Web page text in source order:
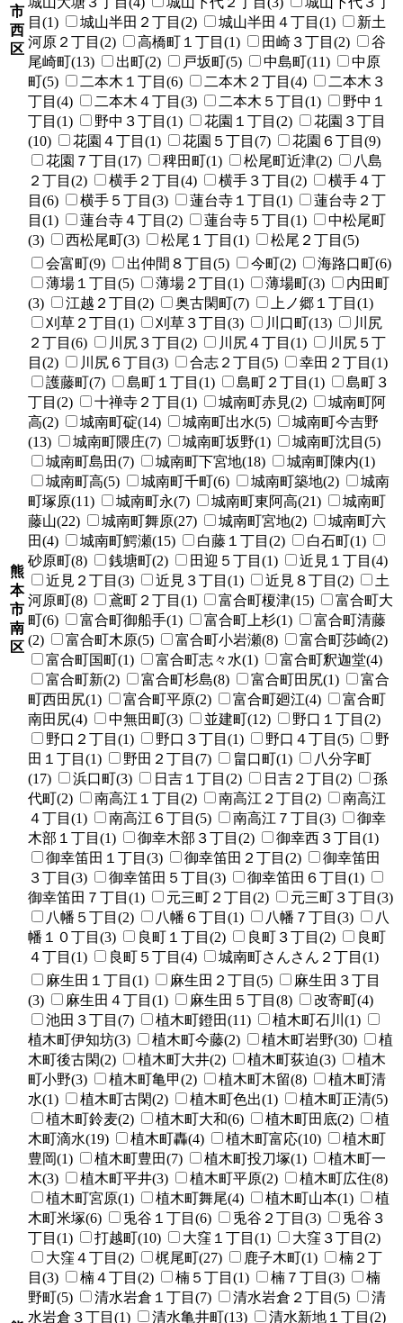
市
西
区
目(1)
城山半田２丁目(2) 城山半田４丁目(1)
新土
河原２丁目(2)
高橋町１丁目(1) 田崎３丁目(2)
谷
尾崎町(13)
出町(2) 戸坂町(5) 中島町(11)
中原
町(5)
二本木１丁目(6) 二本木２丁目(4)
二本木３
丁目(4)
二本木４丁目(3) 二本木５丁目(1)
野中１
丁目(1)
野中３丁目(1) 花園１丁目(2)
花園３丁目
(10)
花園４丁目(1) 花園５丁目(7)
花園６丁目(9)
花園７丁目(17)
稗田町(1) 松尾町近津(2)
八島
２丁目(2)
横手２丁目(4) 横手３丁目(2)
横手４丁
目(6)
横手５丁目(3) 蓮台寺１丁目(1)
蓮台寺２丁
目(1)
蓮台寺４丁目(2) 蓮台寺５丁目(1)
中松尾町
(3)
西松尾町(3) 松尾１丁目(1) 松尾２丁目(5)
熊
本
市
南
区
会富町(9) 出仲間８丁目(5) 今町(2)
海路口町(6)
薄場１丁目(5)
薄場２丁目(1) 薄場町(3)
内田町
(3)
江越２丁目(2) 奥古閑町(7)
上ノ郷１丁目(1)
刈草２丁目(1)
刈草３丁目(3) 川口町(13)
川尻
２丁目(6)
川尻３丁目(2) 川尻４丁目(1)
川尻５丁
目(2)
川尻６丁目(3) 合志２丁目(5)
幸田２丁目(1)
護藤町(7)
島町１丁目(1) 島町２丁目(1)
島町３
丁目(2)
十禅寺２丁目(1) 城南町赤見(2)
城南町阿
高(2)
城南町碇(14) 城南町出水(5)
城南町今吉野
(13)
城南町隈庄(7) 城南町坂野(1)
城南町沈目(5)
城南町島田(7)
城南町下宮地(18)
城南町陳内(1)
城南町高(5)
城南町千町(6) 城南町築地(2)
城南
町塚原(11)
城南町永(7) 城南町東阿高(21)
城南町
藤山(22)
城南町舞原(27) 城南町宮地(2)
城南町六
田(4)
城南町鰐瀬(15) 白藤１丁目(2)
白石町(1)
砂原町(8)
銭塘町(2) 田迎５丁目(1)
近見１丁目(4)
近見２丁目(3)
近見３丁目(1) 近見８丁目(2)
土
河原町(8)
鳶町２丁目(1) 富合町榎津(15)
富合町大
町(6)
富合町御船手(1) 富合町上杉(1)
富合町清藤
(2)
富合町木原(5) 富合町小岩瀬(8)
富合町莎崎(2)
富合町国町(1)
富合町志々水(1)
富合町釈迦堂(4)
富合町新(2)
富合町杉島(8) 富合町田尻(1)
富合
町西田尻(1)
富合町平原(2) 富合町廻江(4)
富合町
南田尻(4)
中無田町(3) 並建町(12)
野口１丁目(2)
野口２丁目(1)
野口３丁目(1) 野口４丁目(5)
野
田１丁目(1)
野田２丁目(7) 畠口町(1)
八分字町
(17)
浜口町(3) 日吉１丁目(2) 日吉２丁目(2)
孫
代町(2)
南高江１丁目(2) 南高江２丁目(2)
南高江
４丁目(1)
南高江６丁目(5) 南高江７丁目(3)
御幸
木部１丁目(1)
御幸木部３丁目(2)
御幸西３丁目(1)
御幸笛田１丁目(3)
御幸笛田２丁目(2)
御幸笛田
３丁目(3)
御幸笛田５丁目(3)
御幸笛田６丁目(1)
御幸笛田７丁目(1)
元三町２丁目(2)
元三町３丁目(3)
八幡５丁目(2)
八幡６丁目(1) 八幡７丁目(3)
八
幡１０丁目(3)
良町１丁目(2) 良町３丁目(2)
良町
４丁目(1)
良町５丁目(4) 城南町さんさん２丁目(1)
麻生田１丁目(1) 麻生田２丁目(5)
麻生田３丁目
(3)
麻生田４丁目(1) 麻生田５丁目(8)
改寄町(4)
池田３丁目(7)
植木町鐙田(11)
植木町石川(1)
植木町伊知坊(3)
植木町今藤(2) 植木町岩野(30)
植
木町後古閑(2)
植木町大井(2) 植木町荻迫(3)
植木
町小野(3)
植木町亀甲(2) 植木町木留(8)
植木町清
水(1)
植木町古閑(2) 植木町色出(1)
植木町正清(5)
植木町鈴麦(2)
植木町大和(6) 植木町田底(2)
植
木町滴水(19)
植木町轟(4) 植木町富応(10)
植木町
豊岡(1)
植木町豊田(7) 植木町投刀塚(1)
植木町一
木(3)
植木町平井(3) 植木町平原(2)
植木町広住(8)
植木町宮原(1)
植木町舞尾(4) 植木町山本(1)
植
木町米塚(6)
兎谷１丁目(6) 兎谷２丁目(3)
兎谷３
丁目(1)
打越町(10) 大窪１丁目(1)
大窪３丁目(2)
大窪４丁目(2)
梶尾町(27) 鹿子木町(1)
楠２丁
目(3)
楠４丁目(2) 楠５丁目(1) 楠７丁目(3)
楠
野町(5)
清水岩倉１丁目(7) 清水岩倉２丁目(5)
清
水岩倉３丁目(1)
清水亀井町(13) 清水新地１丁目(2)